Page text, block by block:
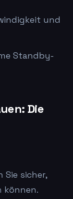
und
Standby-
Die
Sie sicher,
können.